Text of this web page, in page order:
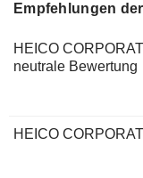
Empfehlungen
HEICO
neutrale Bewertung
HEICO